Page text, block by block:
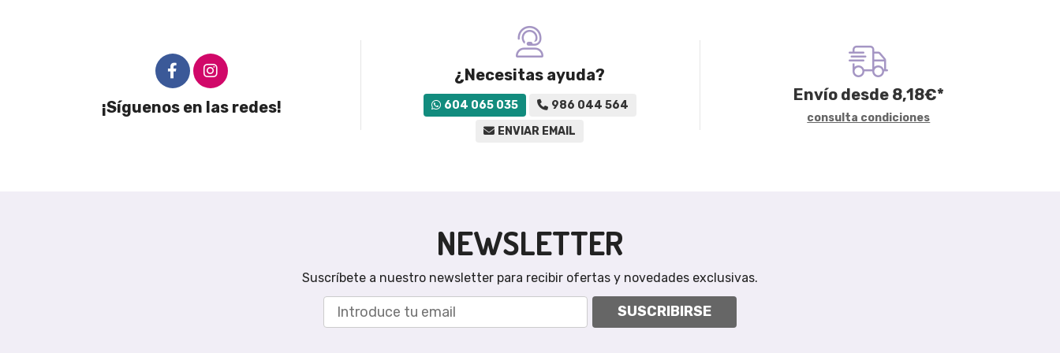
¡Síguenos en las redes!
¿Necesitas ayuda?
604 065 035
986 044 564
ENVIAR EMAIL
Envío desde 8,18€*
consulta condiciones
NEWSLETTER
Suscríbete a nuestro newsletter para recibir ofertas y novedades exclusivas.
SUSCRIBIRSE